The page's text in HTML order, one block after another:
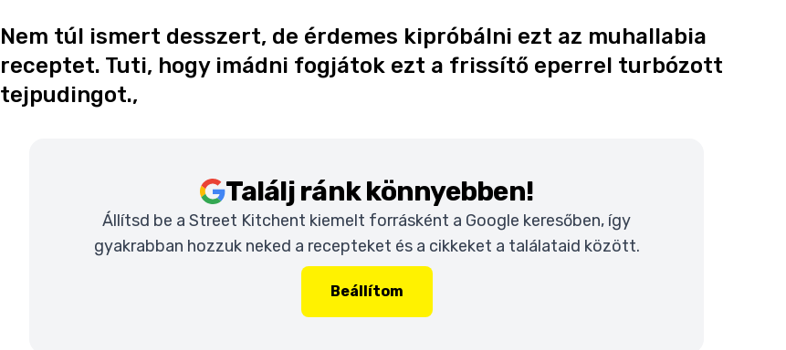
Nem túl ismert desszert, de érdemes kipróbálni ezt az muhallabia
receptet. Tuti, hogy imádni fogjátok ezt a frissítő eperrel turbózott
tejpudingot.,
Találj ránk könnyebben!
Állítsd be a Street Kitchent kiemelt forrásként a Google keresőben, így
gyakrabban hozzuk neked a recepteket és a cikkeket a találataid között.
Beállítom